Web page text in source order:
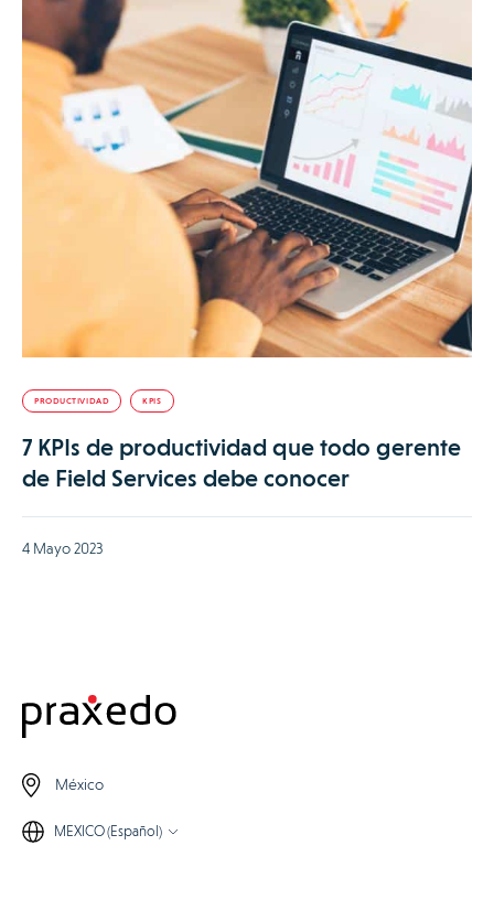
PRODUCTIVIDAD KPIS
7 KPIs de productividad que todo gerente
de Field Services debe conocer
4 Mayo 2023
México
MEXICO (Español)